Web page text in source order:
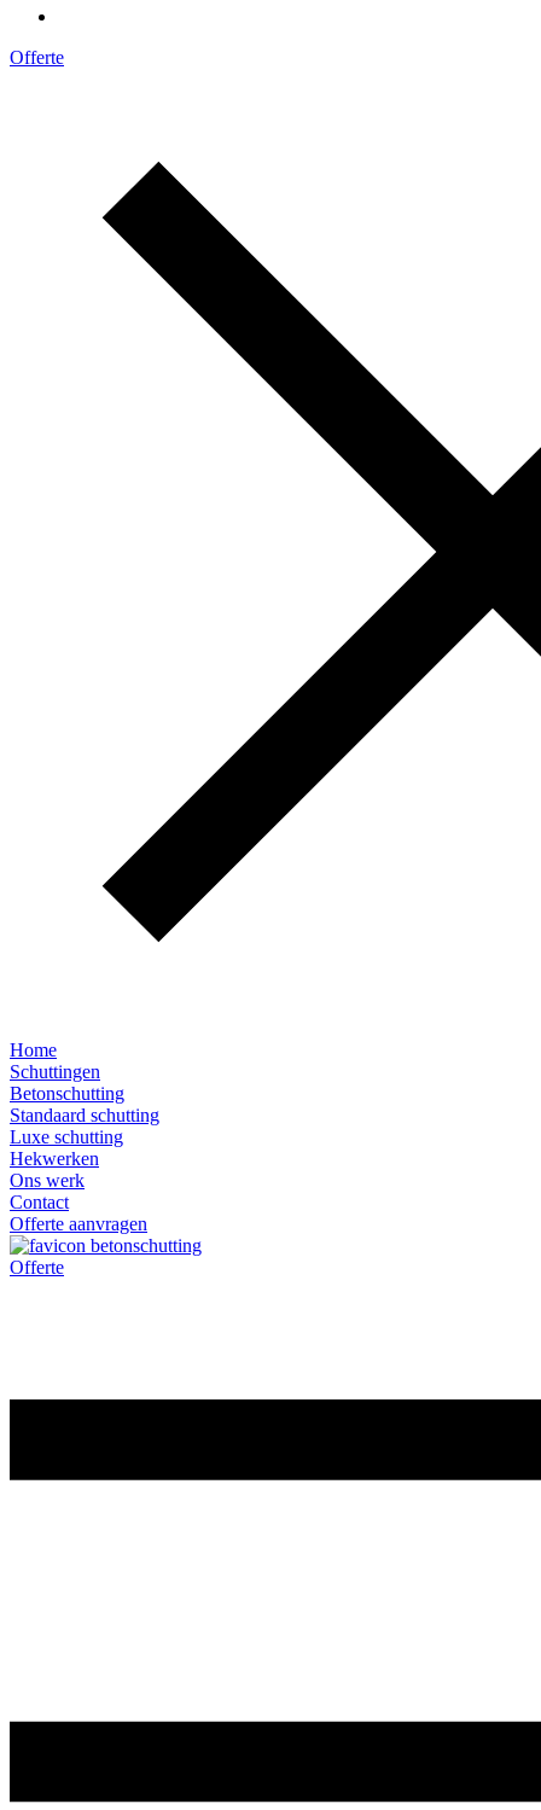
Offerte
Home
Schuttingen
Betonschutting
Standaard schutting
Luxe schutting
Hekwerken
Ons werk
Contact
Offerte aanvragen
Offerte